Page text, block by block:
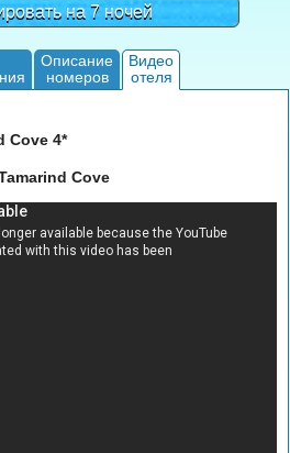
на 7 ночей
Описание
номеров
Видео
отеля
Cove 4*
Cove